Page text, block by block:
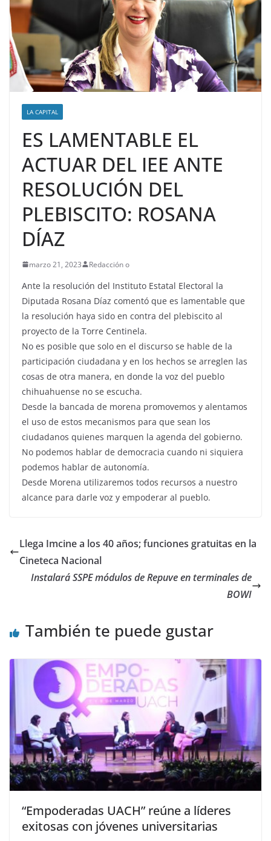
LA CAPITAL
ES LAMENTABLE EL
ACTUAR DEL IEE ANTE
RESOLUCIÓN DEL
PLEBISCITO: ROSANA
DÍAZ
marzo 21, 2023 Redacción o
Ante la resolución del Instituto Estatal Electoral la
Diputada Rosana Díaz comentó que es lamentable que
la resolución haya sido en contra del plebiscito al
proyecto de la Torre Centinela.
No es posible que solo en el discurso se hable de la
participación ciudadana y en los hechos se arreglen las
cosas de otra manera, en donde la voz del pueblo
chihuahuense no se escucha.
Desde la bancada de morena promovemos y alentamos
el uso de estos mecanismos para que sean los
ciudadanos quienes marquen la agenda del gobierno.
No podemos hablar de democracia cuando ni siquiera
podemos hablar de autonomía.
Desde Morena utilizaremos todos recursos a nuestro
alcance para darle voz y empoderar al pueblo.
Llega Imcine a los 40 años; funciones gratuitas en la
Cineteca Nacional
Instalará SSPE módulos de Repuve en terminales de
BOWI
También te puede gustar
“Empoderadas UACH” reúne a líderes
exitosas con jóvenes universitarias